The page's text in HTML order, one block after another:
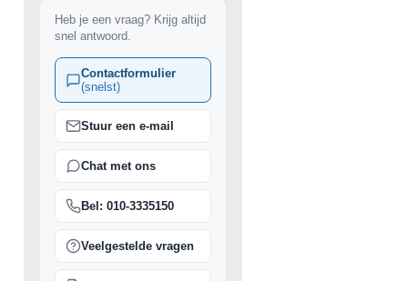
Heb je een vraag? Krijg altijd
snel antwoord.
Contactformulier
(snelst)
Stuur een e-mail
Chat met ons
Bel: 010-3335150
Veelgestelde vragen